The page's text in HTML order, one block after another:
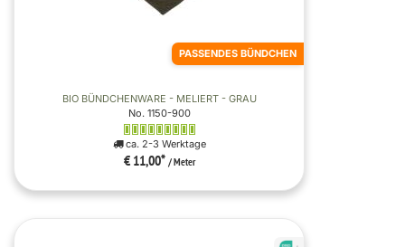
PASSENDES BÜNDCHEN
BIO BÜNDCHENWARE - MELIERT - GRAU
No. 1150-900
ca. 2-3 Werktage
€ 11,00* / Meter